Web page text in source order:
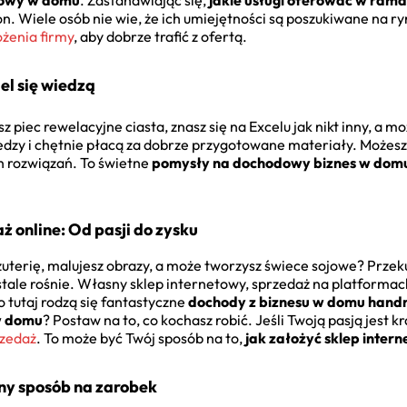
Wiele osób nie wie, że ich umiejętności są poszukiwane na
firmy, aby dobrze trafić z ofertą.
się wiedzą
piec rewelacyjne ciasta, znasz się na Excelu jak nikt inny, a
i chętnie płacą za dobrze przygotowane materiały.
To świetne pomysły na dochodowy biznes w
online: Od pasji do zysku
malujesz obrazy, a może tworzysz świece sojowe?
rośnie. Własny sklep internetowy, sprzedaż na
tutaj rodzą się fantastyczne dochody z biznesu w domu
domu? Postaw na to, co kochasz robić. Jeśli Twoją pasją jest
. To może być Twój sposób na to, jak założyć sklep
sposób na zarobek